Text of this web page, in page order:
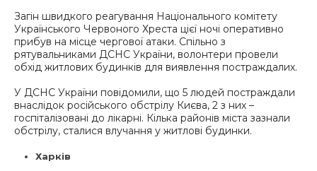
Загін швидкого реагування Національного комітету
Українського Червоного Хреста цієї ночі оперативно
прибув на місце чергової атаки. Спільно з
рятувальниками ДСНС України, волонтери провели
обхід житлових будинків для виявлення постраждалих.
У ДСНС України повідомили, що 5 людей постраждали
внаслідок російського обстрілу Києва, 2 з них –
госпіталізовані до лікарні. Кілька районів міста зазнали
обстрілу, сталися влучання у житлові будинки.
Харків